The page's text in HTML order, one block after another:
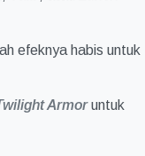
efeknya habis untuk
Armoruntuk